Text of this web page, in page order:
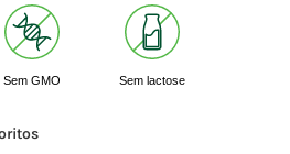
Sem GMO Sem lactose